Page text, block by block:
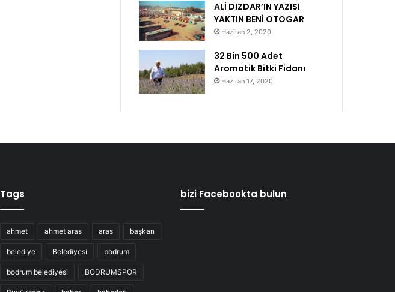
ALİ DIZDAR’IN YAZISI
YAKTIN BENİ OTOGAR
Haziran 2, 2020
32 Bin 500 Adet
Aromatik Bitki Fidanı
Haziran 17, 2020
Tags
ahmet ahmet aras aras başkan
belediye Belediyesi bodrum
bodrum belediyesi BODRUMSPOR
bizi Facebookta bulun